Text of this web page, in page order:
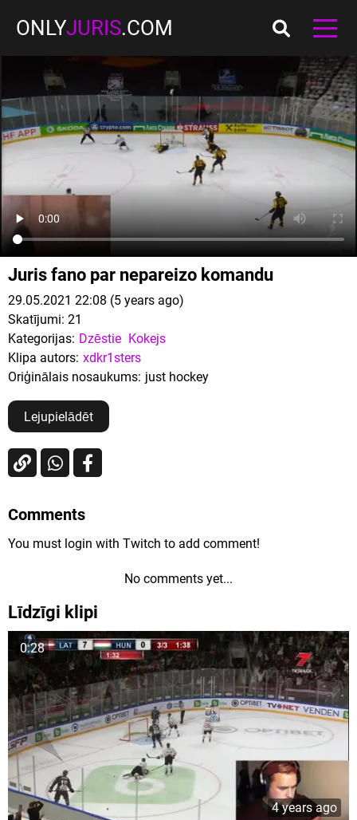
ONLYJURIS.COM
Juris fano par nepareizo komandu
29.05.2021 22:08 (5 years ago)
Skatījumi: 21
Kategorijas: Dzēstie Kokejs
Klipa autors: xdkr1sters
Oriģinālais nosaukums: just hockey
Lejupielādēt
Comments
You must login with Twitch to add comment!
No comments yet...
Līdzīgi klipi
0:28
4 years ago